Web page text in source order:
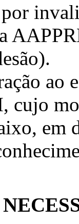
por
cujo
em